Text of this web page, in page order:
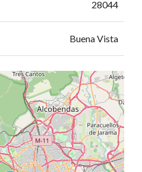
28044
Buena Vista